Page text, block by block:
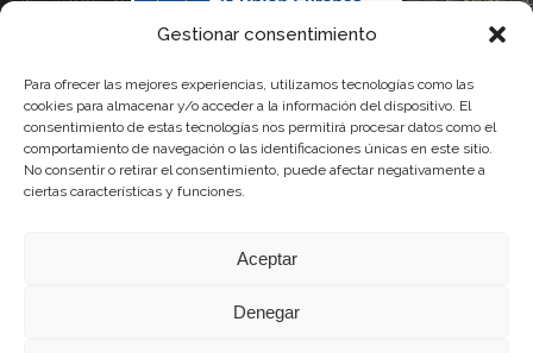
Gestionar consentimiento
Para ofrecer las mejores experiencias, utilizamos tecnologías como las
cookies para almacenar y/o acceder a la información del dispositivo. El
consentimiento de estas tecnologías nos permitirá procesar datos como el
comportamiento de navegación o las identificaciones únicas en este sitio.
No consentir o retirar el consentimiento, puede afectar negativamente a
ciertas características y funciones.
Aceptar
Denegar
La gestión de la DOP Lanzarote realizada por este Consejo
Regulador es financiada, parcialmente, por el Gobierno de
Canarias
Instituto Canario de Calidad Agroalimentaria